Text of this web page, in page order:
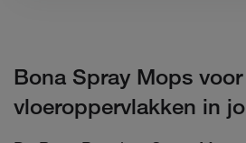
Bona Spray Mops
vloeroppervlakken in